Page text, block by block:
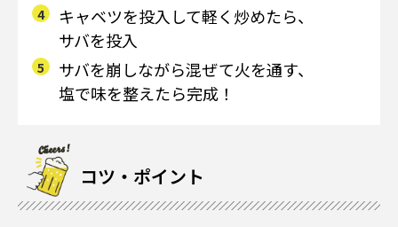
キャベツを投入して軽く炒めたら、
サバを投入
サバを崩しながら混ぜて火を通す、
塩で味を整えたら完成！
コツ・ポイント